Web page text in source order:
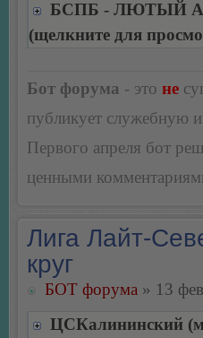
БСПБ - ЛЮТЫЙ
(щелкните для
Бот форума - это не
публикует служебную
Первого апреля бот
ценными
Лига Лайт-
круг
БОТ форума » 13
ЦСКалининский